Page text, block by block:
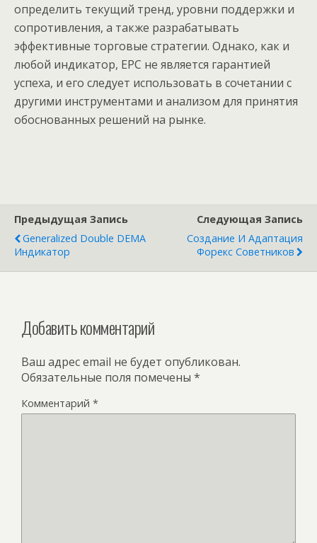
определить текущий тренд, уровни поддержки и
сопротивления, а также разрабатывать
эффективные торговые стратегии. Однако, как и
любой индикатор, EPC не является гарантией
успеха, и его следует использовать в сочетании с
другими инструментами и анализом для принятия
обоснованных решений на рынке.
Предыдущая Запись
Generalized Double DEMA
Индикатор
Следующая Запись
Создание И Адаптация
Форекс Советников
Добавить комментарий
Ваш адрес email не будет опубликован.
Обязательные поля помечены *
Комментарий *